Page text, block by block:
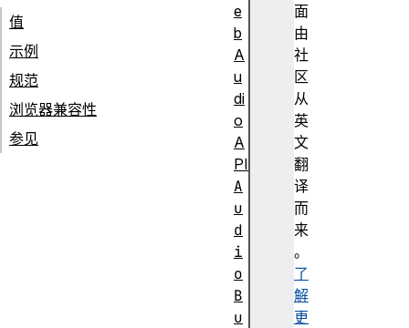
面
由
社
区
从
英
文
翻
译
而
来
。
了
解
更
值
示例
规范
浏览器兼容性
参见
e
b
A
u
di
o
A
PI
A
u
d
i
o
B
u